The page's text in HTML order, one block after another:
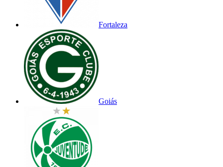
Fortaleza
Goiás